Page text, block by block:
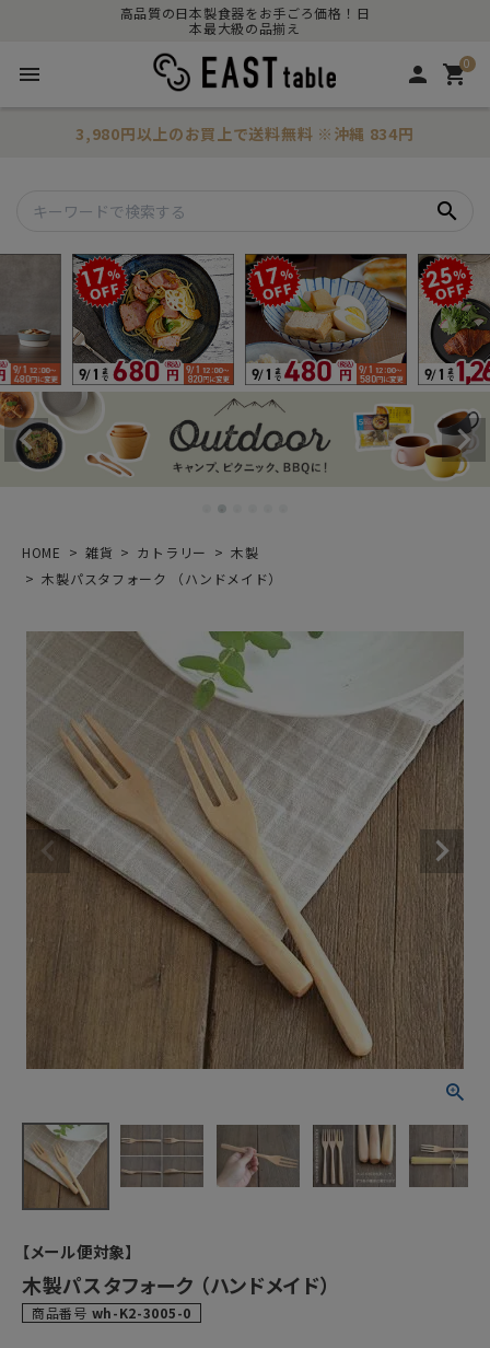
高品質の日本製食器をお手ごろ価格！日
本最大級の品揃え
menu person 0
shopping_cart
3,980円以上のお買上で送料無料 ※沖縄 834円
search
HOME 雑貨 カトラリー
木製
木製パスタフォーク （ハンドメイド）
【メール便対象】
木製パスタフォーク （ハンドメイド）
商品番号 wh-K2-3005-0